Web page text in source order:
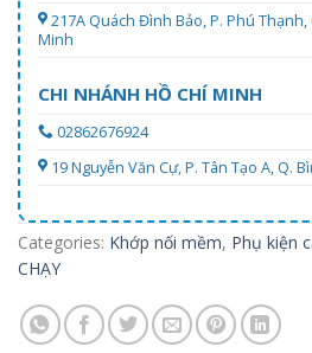
217A Quách Đình Bảo, P. Phú Thạnh,
Minh
CHI NHÁNH HỒ CHÍ MINH
02862676924
19 Nguyễn Văn Cự, P. Tân Tạo A, Q.
Categories: Khớp nối mềm, Phụ kiện
CHẠY